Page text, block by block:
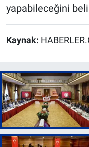
yapabileceğini
Kaynak: